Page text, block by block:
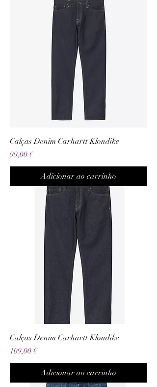
Calças Denim Carhartt Klondike
Preço
99,00 €
Adicionar ao carrinho
Calças Denim Carhartt Klondike
Preço
109,00 €
Adicionar ao carrinho